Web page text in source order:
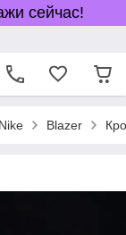
сейчас!
Blazer